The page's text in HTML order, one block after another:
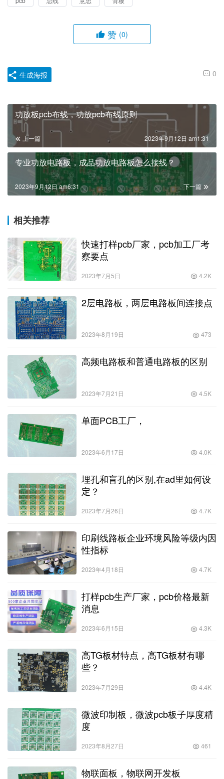
赞 (0)
0
生成海报
功放板pcb布线，功放pcb布线原则
上一篇 2023年9月12日 am1:31
专业功放电路板，成品功放电路板怎么接线？
下一篇
2023年9月12日 am6:31
相关推荐
快速打样pcb厂家，pcb加工厂考
察要点
2023年7月5日 4.2K
2层电路板，两层电路板间连接点
2023年8月19日 473
高频电路板和普通电路板的区别
2023年7月21日 4.5K
单面PCB工厂，
2023年6月17日 4.0K
埋孔和盲孔的区别,在ad里如何设
定？
2023年7月26日 4.7K
印刷线路板企业环境风险等级内因
性指标
2023年4月18日 4.7K
打样pcb生产厂家，pcb价格最新
消息
2023年6月15日 4.3K
高TG板材特点，高TG板材有哪
些？
2023年7月29日 4.4K
微波印制板，微波pcb板子厚度精
度
2023年8月27日 461
物联面板，物联网开发板